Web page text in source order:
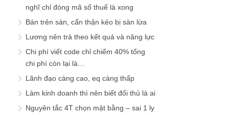
nghĩ chỉ đóng mã số thuế là xong
Bán trên sàn, cẩn thận kẻo bị sàn lừa
Lương nên trả theo kết quả và năng lực
Chi phí viết code chỉ chiếm 40% tổng
chi phí còn lại là…
Lãnh đạo càng cao, eq càng thấp
Làm kinh doanh thì nên biết đối thủ là ai
Nguyên tắc 4T chọn mặt bằng – sai 1 ly